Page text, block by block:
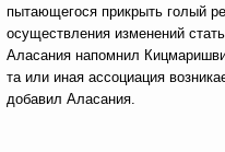
пытающегося прикрыть голый
осуществления изменений
Аласания напомнил
та или иная ассоциация
добавил Аласания.